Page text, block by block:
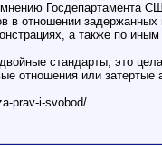
Госдепартамента
в отношении
а также по
стандарты, это
отношения или
prav-i-svobod/